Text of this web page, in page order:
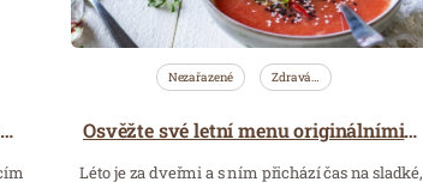
NOVINKA – Vitamín C bioaktivní sérum
Nezařazené Zdravá…
Osvěžte své letní menu originálními recepty s bezpeckovým melounem Bouquet
Léto je za dveřmi a s ním přichází čas na sladké,